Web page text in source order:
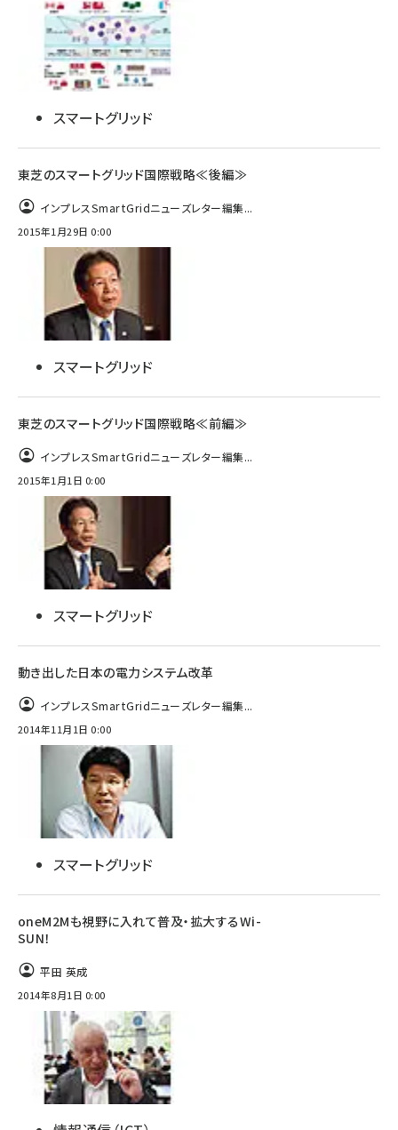
スマートグリッド
東芝のスマートグリッド国際戦略≪後編≫
インプレスSmartGridニューズレター編集...
2015年1月29日 0:00
スマートグリッド
東芝のスマートグリッド国際戦略≪前編≫
インプレスSmartGridニューズレター編集...
2015年1月1日 0:00
スマートグリッド
動き出した日本の電力システム改革
インプレスSmartGridニューズレター編集...
2014年11月1日 0:00
スマートグリッド
oneM2Mも視野に入れて普及・拡大するWi-
SUN！
平田 英成
2014年8月1日 0:00